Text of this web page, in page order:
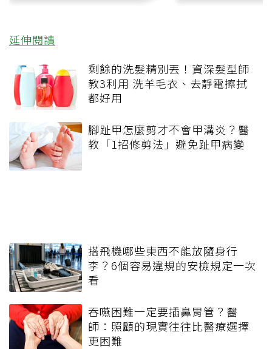
延伸閱讀
剩餘的洗髮精別丟！資深髮型師
教3利用 洗羊毛衣、去靜電擦拭
都好用
腳趾甲怎麼剪才不會甲溝炎？醫
教「1招修剪法」避免趾甲病變
搭飛機哪些東西不能放隨身行
李？6個容易違規的安檢規定一次
看
吞嚥困難一定要插鼻胃管？醫
師：照顧的現實往往比醫療選擇
更困難